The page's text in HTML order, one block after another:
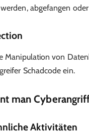
abgefangen
Manipulation von
Schadcode ein.
man
Aktivitäten